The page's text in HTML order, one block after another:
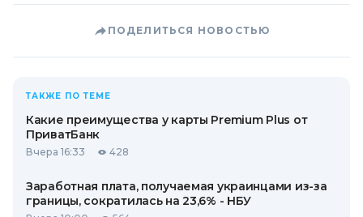
ПОДЕЛИТЬСЯ НОВОСТЬЮ
ТАКЖЕ ПО ТЕМЕ
Какие преимущества у карты Premium Plus от
ПриватБанк
Вчера 16:33 428
Заработная плата, получаемая украинцами из-за
границы, сократилась на 23,6% - НБУ